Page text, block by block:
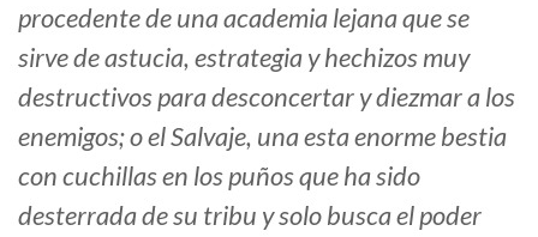
procedente de una academia lejana que se
sirve de astucia, estrategia y hechizos muy
destructivos para desconcertar y diezmar a los
enemigos; o el Salvaje, una esta enorme bestia
con cuchillas en los puños que ha sido
desterrada de su tribu y solo busca el poder